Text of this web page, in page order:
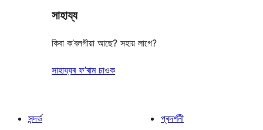
সাহায্য
কিবা ক’বলগীয়া আছে? সহায় লাগে?
সাহায্যৰ ফ’ৰাম চাওক
সন্দৰ্ভ
প্ৰদৰ্শনী